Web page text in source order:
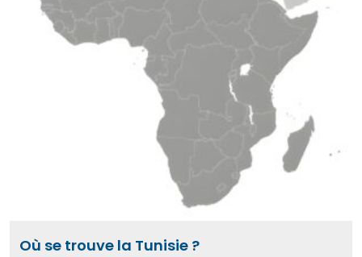
Où se trouve la Tunisie ?